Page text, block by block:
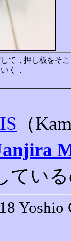
て，押し板をそこ
く．
（
てい
Yoshio